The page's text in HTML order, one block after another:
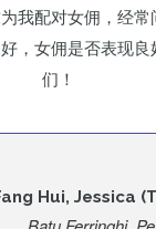
我配对女佣，经常
，女佣是否表现
们！
Hui, Jessica